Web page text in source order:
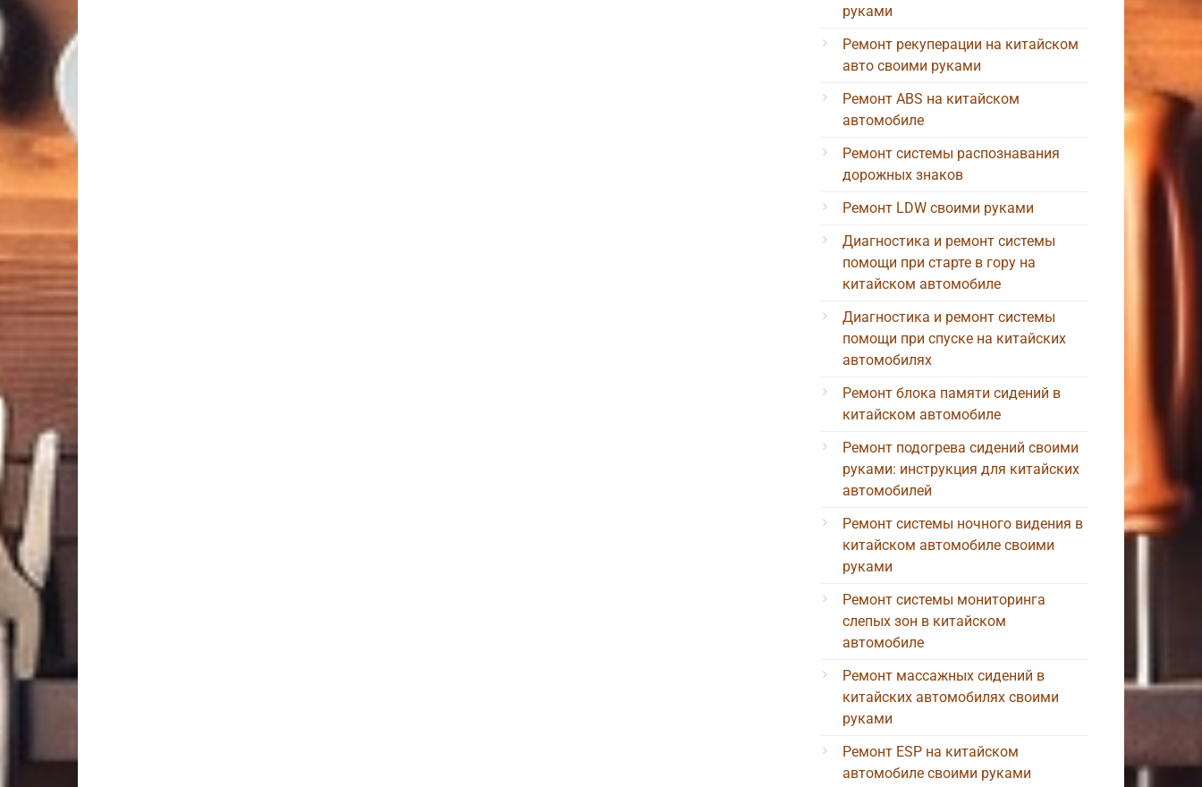
руками
Ремонт рекуперации на китайском
авто своими руками
Ремонт ABS на китайском
автомобиле
Ремонт системы распознавания
дорожных знаков
Ремонт LDW своими руками
Диагностика и ремонт системы
помощи при старте в гору на
китайском автомобиле
Диагностика и ремонт системы
помощи при спуске на китайских
автомобилях
Ремонт блока памяти сидений в
китайском автомобиле
Ремонт подогрева сидений своими
руками: инструкция для китайских
автомобилей
Ремонт системы ночного видения в
китайском автомобиле своими
руками
Ремонт системы мониторинга
слепых зон в китайском
автомобиле
Ремонт массажных сидений в
китайских автомобилях своими
руками
Ремонт ESP на китайском
автомобиле своими руками